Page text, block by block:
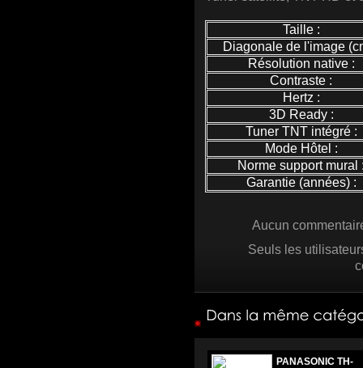
Taille :
Diagonale de l'image
Résolution native :
Contraste :
Hertz :
3D Ready :
Tuner TNT intégré :
Mode Hôtel :
Norme support mural
Garantie (années) :
Aucun
Seuls les
PANASONIC TH-